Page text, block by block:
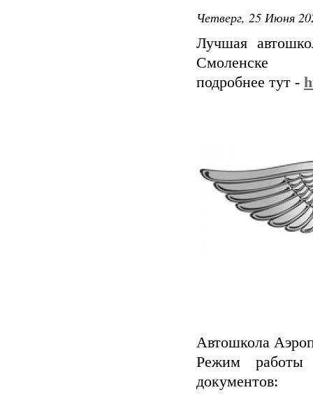
Четверг, 25 Июня
Лучшая
Смоленске
подробнее тут -
Автошкола
Режим работы
документов: